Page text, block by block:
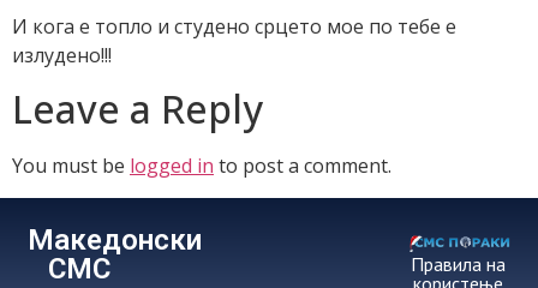
И кога е топло и студено срцето мое по тебе е
излудено!!!
Leave a Reply
You must be logged in to post a comment.
Македонски
СМС
Правила на